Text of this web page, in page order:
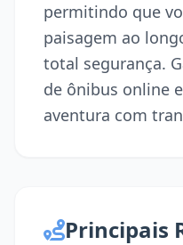
permitindo que
paisagem ao
total segurança.
de ônibus online
aventura com
Principais